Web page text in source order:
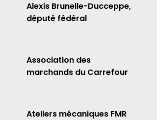
Alexis Brunelle-Ducceppe,
député fédéral
Association des
marchands du Carrefour
Ateliers mécaniques FMR